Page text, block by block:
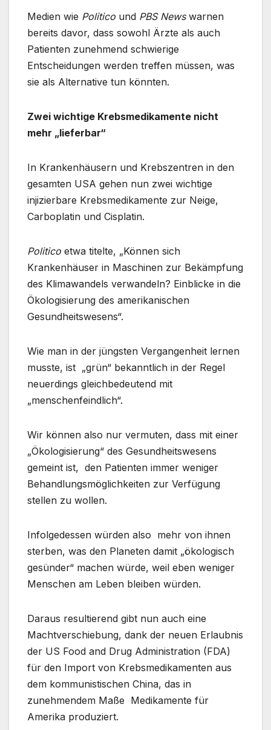
Medien wie Politico und PBS Newswarnen
bereits davor, dass sowohl Ärzte als auch
Patienten zunehmend schwierige
Entscheidungen werden treffen müssen, was
sie als Alternative tun könnten.
Zwei wichtige Krebsmedikamente nicht
mehr „lieferbar“
In Krankenhäusern und Krebszentren in den
gesamten USA gehen nun zwei wichtige
injizierbare Krebsmedikamente zur Neige,
Carboplatin und Cisplatin.
Politico etwa titelte, „Können sich
Krankenhäuser in Maschinen zur Bekämpfung
des Klimawandels verwandeln? Einblicke in die
Ökologisierung des amerikanischen
Gesundheitswesens“.
Wie man in der jüngsten Vergangenheit lernen
musste, ist „grün“ bekanntlich in der Regel
neuerdings gleichbedeutend mit
„menschenfeindlich“.
Wir können also nur vermuten, dass mit einer
„Ökologisierung“ des Gesundheitswesens
gemeint ist, den Patienten immer weniger
Behandlungsmöglichkeiten zur Verfügung
stellen zu wollen.
Infolgedessen würden also mehr von ihnen
sterben, was den Planeten damit „ökologisch
gesünder“ machen würde, weil eben weniger
Menschen am Leben bleiben würden.
Daraus resultierend gibt nun auch eine
Machtverschiebung, dank der neuen Erlaubnis
der US Food and Drug Administration (FDA)
für den Import von Krebsmedikamenten aus
dem kommunistischen China, das in
zunehmendem Maße Medikamente für
Amerika produziert.